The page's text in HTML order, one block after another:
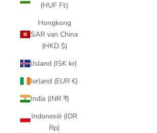
(HUF Ft)
Hongkong
SAR van China
(HKD $)
IJsland (ISK kr)
Ierland (EUR €)
India (INR ₹)
Indonesië (IDR
Rp)